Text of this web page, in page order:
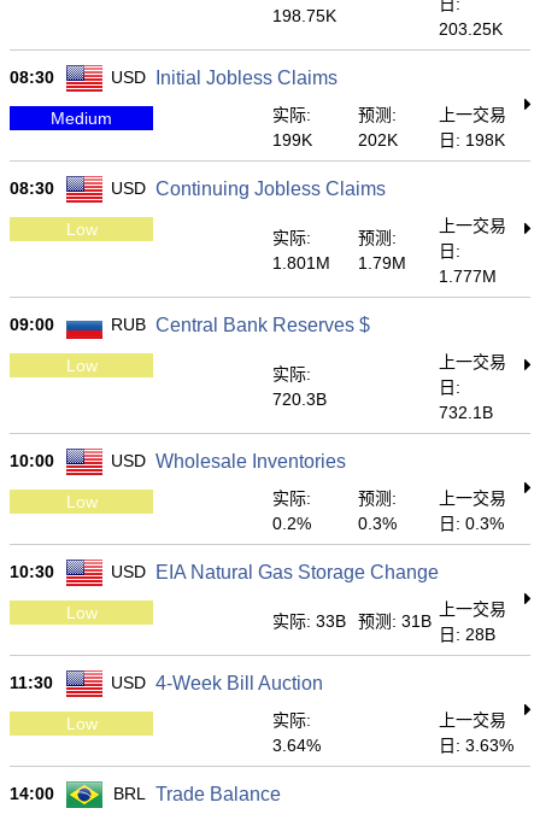
198.75K
203.25K
08:30 USD Initial Jobless Claims
Medium
实际:
199K
预测:
202K
上一交易
日: 198K
08:30 USD Continuing Jobless Claims
Low
实际:
1.801M
预测:
1.79M
上一交易
日:
1.777M
09:00 RUB Central Bank Reserves $
Low
实际:
720.3B
上一交易
日:
732.1B
10:00 USD Wholesale Inventories
Low
实际:
0.2%
预测:
0.3%
上一交易
日: 0.3%
10:30 USD EIA Natural Gas Storage Change
Low 实际: 33B 预测: 31B
上一交易
日: 28B
11:30 USD 4-Week Bill Auction
Low
实际:
3.64%
上一交易
日: 3.63%
14:00 BRL Trade Balance